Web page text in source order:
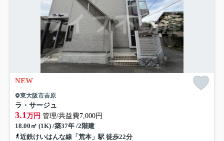
NEW
東大阪市吉原
ラ・サージュ
3.1 万円 管理/共益費7,000円
18.00㎡ (1K) /築37年 /2階建
近鉄けいはんな線「荒本」駅 徒歩22分